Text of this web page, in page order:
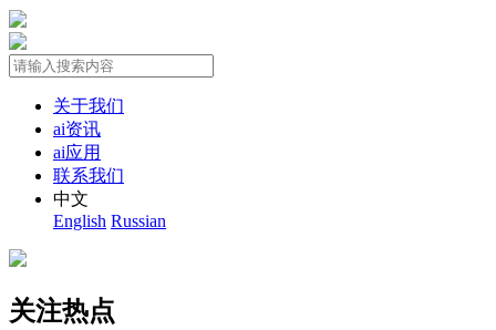
关于我们
ai资讯
ai应用
联系我们
中文
English Russian
关注热点